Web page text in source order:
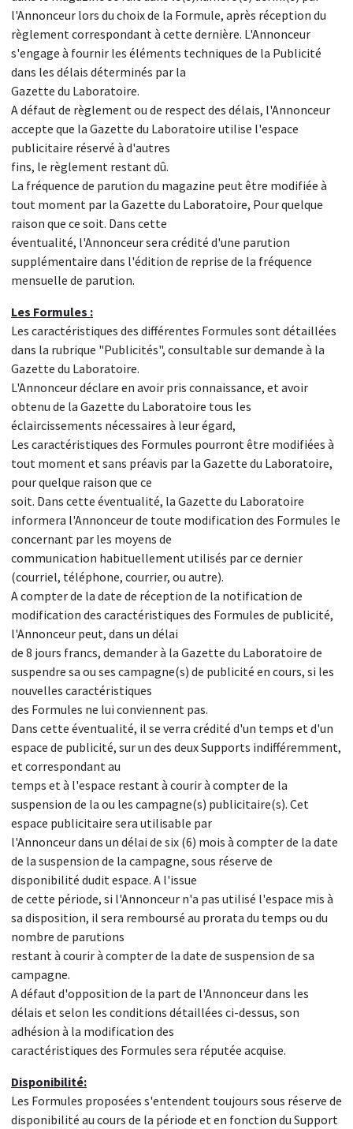
l'Annonceur lors du choix de la Formule, après réception du
règlement correspondant à cette dernière. L'Annonceur
s'engage à fournir les éléments techniques de la Publicité
dans les délais déterminés par la
Gazette du Laboratoire.
A défaut de règlement ou de respect des délais, l'Annonceur
accepte que la Gazette du Laboratoire utilise l'espace
publicitaire réservé à d'autres
fins, le règlement restant dû.
La fréquence de parution du magazine peut être modifiée à
tout moment par la Gazette du Laboratoire, Pour quelque
raison que ce soit. Dans cette
éventualité, l'Annonceur sera crédité d'une parution
supplémentaire dans l'édition de reprise de la fréquence
mensuelle de parution.
Les Formules :
Les caractéristiques des différentes Formules sont détaillées
dans la rubrique "Publicités", consultable sur demande à la
Gazette du Laboratoire.
L'Annonceur déclare en avoir pris connaissance, et avoir
obtenu de la Gazette du Laboratoire tous les
éclaircissements nécessaires à leur égard,
Les caractéristiques des Formules pourront être modifiées à
tout moment et sans préavis par la Gazette du Laboratoire,
pour quelque raison que ce
soit. Dans cette éventualité, la Gazette du Laboratoire
informera l'Annonceur de toute modification des Formules le
concernant par les moyens de
communication habituellement utilisés par ce dernier
(courriel, téléphone, courrier, ou autre).
A compter de la date de réception de la notification de
modification des caractéristiques des Formules de publicité,
l'Annonceur peut, dans un délai
de 8 jours francs, demander à la Gazette du Laboratoire de
suspendre sa ou ses campagne(s) de publicité en cours, si les
nouvelles caractéristiques
des Formules ne lui conviennent pas.
Dans cette éventualité, il se verra crédité d'un temps et d'un
espace de publicité, sur un des deux Supports indifféremment,
et correspondant au
temps et à l'espace restant à courir à compter de la
suspension de la ou les campagne(s) publicitaire(s). Cet
espace publicitaire sera utilisable par
l'Annonceur dans un délai de six (6) mois à compter de la date
de la suspension de la campagne, sous réserve de
disponibilité dudit espace. A l'issue
de cette période, si l'Annonceur n'a pas utilisé l'espace mis à
sa disposition, il sera remboursé au prorata du temps ou du
nombre de parutions
restant à courir à compter de la date de suspension de sa
campagne.
A défaut d'opposition de la part de l'Annonceur dans les
délais et selon les conditions détaillées ci-dessus, son
adhésion à la modification des
caractéristiques des Formules sera réputée acquise.
Disponibilité:
Les Formules proposées s'entendent toujours sous réserve de
disponibilité au cours de la période et en fonction du Support